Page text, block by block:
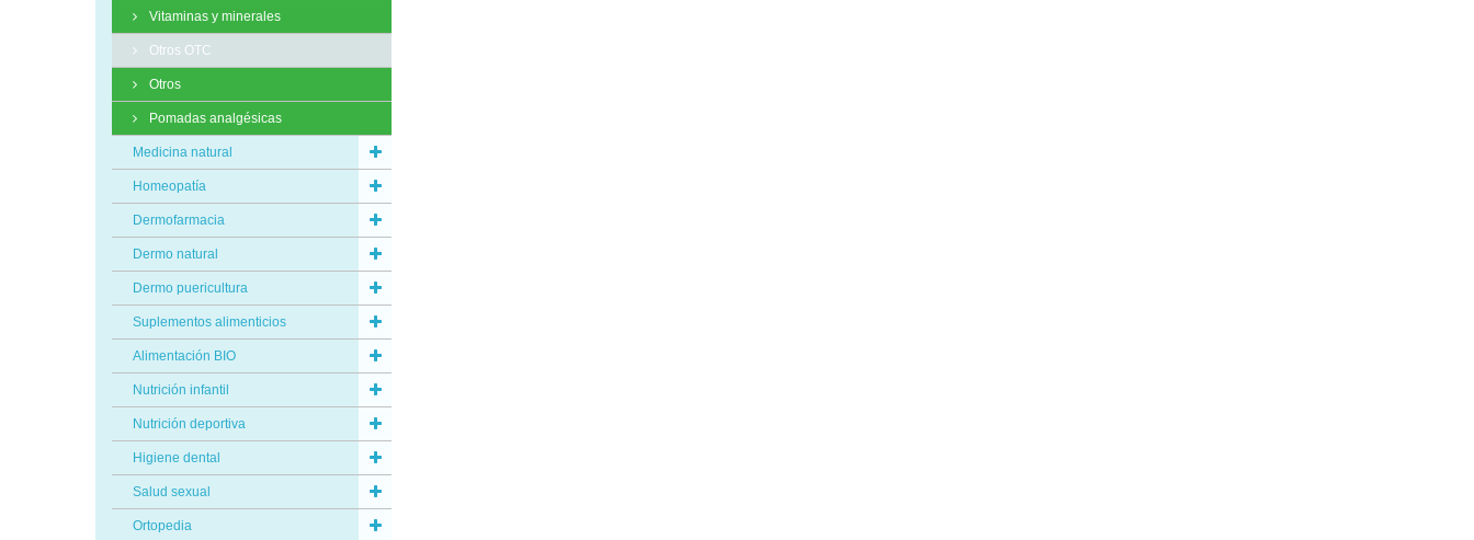
Vitaminas y minerales
Otros OTC
Otros
Pomadas analgésicas
Medicina natural
Homeopatía
Dermofarmacia
Dermo natural
Dermo puericultura
Suplementos alimenticios
Alimentación BIO
Nutrición infantil
Nutrición deportiva
Higiene dental
Salud sexual
Ortopedia